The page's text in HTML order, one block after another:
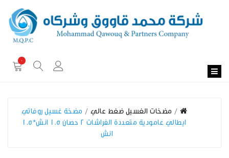
0
مضخات الغسيل ضغط عالي
مضخة غسيل روفاتي
ايطالي عامودية متعددة الفراشات 2 حصان 1.5 انش*1.5
انش